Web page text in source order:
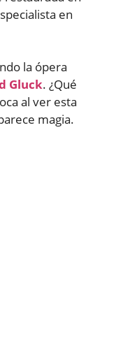
en
la ópera
Gluck. ¿Qué
al ver esta
magia.